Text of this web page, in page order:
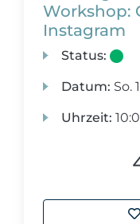
Workshop:
Instagram
Status:
Datum: So.
Uhrzeit: